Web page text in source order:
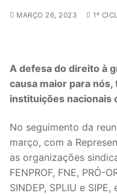
FENPROF CGTP-IN
for:
sindicalização
Notícias
Legislação
Sectores
MARÇO 26, 2023 1º
A defesa do direito à
causa maior para
instituições nacionais
No seguimento da
março, com a
as organizações
FENPROF, FNE, PRÓ-
SINDEP, SPLIU e